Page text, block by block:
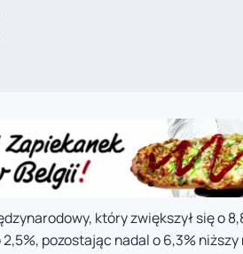
który zwiększył się o
pozostając nadal o 6,3% niższy